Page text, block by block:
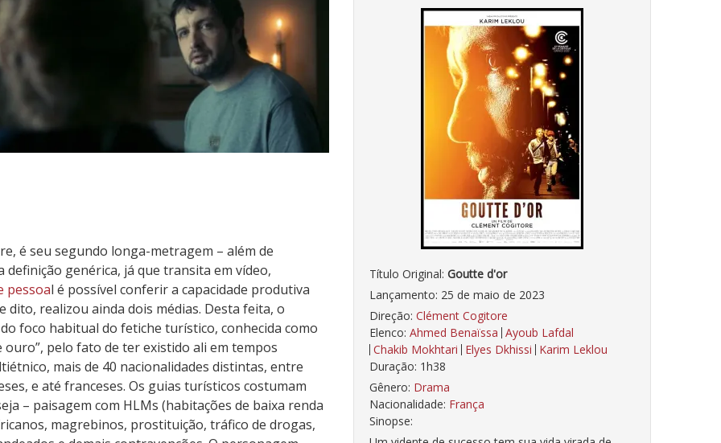
Título Original: Goutte d'or
Lançamento: 25 de maio de 2023
Direção: Clément Cogitore
Elenco: Ahmed Benaïssa Ayoub Lafdal
Chakib Mokhtari Elyes Dkhissi Karim Leklou
Duração: 1h38
Gênero: Drama
Nacionalidade: França
Sinopse:
é seu segundo longa-metragem – além de
genérica, já que transita em vídeo,
pessoal é possível conferir a capacidade produtiva
realizou ainda dois médias. Desta feita, o
foco habitual do fetiche turístico, conhecida como
pelo fato de ter existido ali em tempos
mais de 40 nacionalidades distintas, entre
e até franceses. Os guias turísticos costumam
– paisagem com HLMs (habitações de baixa renda
magrebinos, prostituição, tráfico de drogas,